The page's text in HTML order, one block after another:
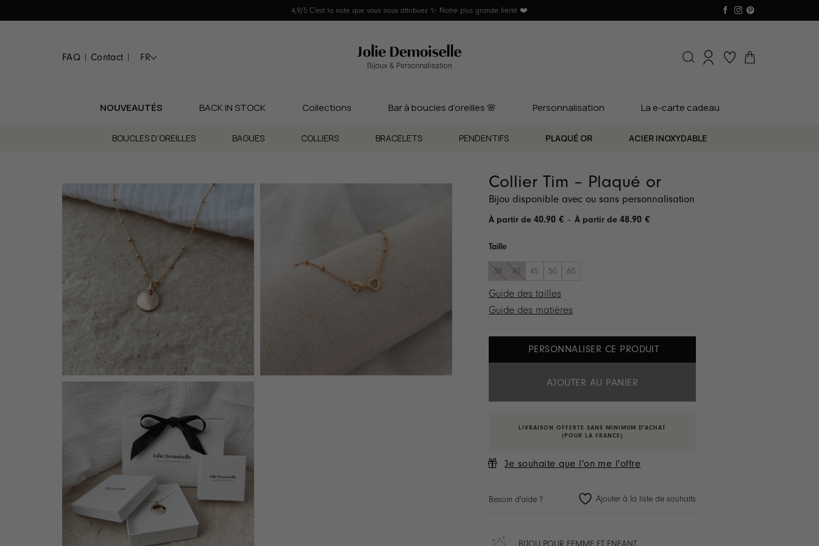
au
4,9/5 C'est la note que vous nous attribuez ✨ Notre plus grande fierté ❤️
FAQ | Contact | FR
NOUVEAUTÉS BACK IN STOCK Collections Bar à boucles d’oreilles 🌸 Personnalisation La e-carte cadeau
BOUCLES D’OREILLES BAGUES COLLIERS BRACELETS PENDENTIFS PLAQUÉ OR ACIER INOXYDABLE
Collier Tim – Plaqué or
Bijou disponible avec ou sans personnalisation
40.90 € – 48.90 €Plage
Taille
38 40 45 50 60
Guide des tailles
Guide des matières
PERSONNALISER CE PRODUIT
AJOUTER AU PANIER
LIVRAISON OFFERTE SANS MINIMUM D'ACHAT
(POUR LA FRANCE)
Je souhaite que l'on me l'offre
Besoin d'aide ? Ajouter à la liste de souhaits
BIJOU POUR FEMME ET ENFANT